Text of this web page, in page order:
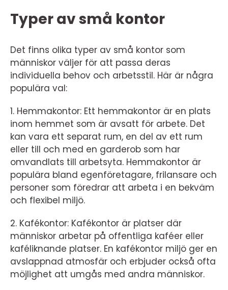
Typer av små kontor
Det finns olika typer av små kontor som
människor väljer för att passa deras
individuella behov och arbetsstil. Här är några
populära val:
1. Hemmakontor: Ett hemmakontor är en plats
inom hemmet som är avsatt för arbete. Det
kan vara ett separat rum, en del av ett rum
eller till och med en garderob som har
omvandlats till arbetsyta. Hemmakontor är
populära bland egenföretagare, frilansare och
personer som föredrar att arbeta i en bekväm
och flexibel miljö.
2. Kafékontor: Kafékontor är platser där
människor arbetar på offentliga kaféer eller
kaféliknande platser. En kafékontor miljö ger en
avslappnad atmosfär och erbjuder också ofta
möjlighet att umgås med andra människor.